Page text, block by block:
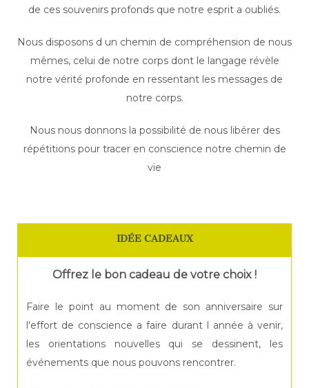
de ces souvenirs profonds que notre esprit a oubliés.
Nous disposons d un chemin de compréhension de nous
mêmes, celui de notre corps dont le langage révèle
notre vérité profonde en ressentant les messages de
notre corps.
Nous nous donnons la possibilité de nous libérer des
répétitions pour tracer en conscience notre chemin de
vie
IDÉE CADEAUX
Offrez le bon cadeau de votre choix !
Faire le point au moment de son anniversaire sur
l'effort de conscience a faire durant l année à venir,
les orientations nouvelles qui se dessinent, les
événements que nous pouvons rencontrer.